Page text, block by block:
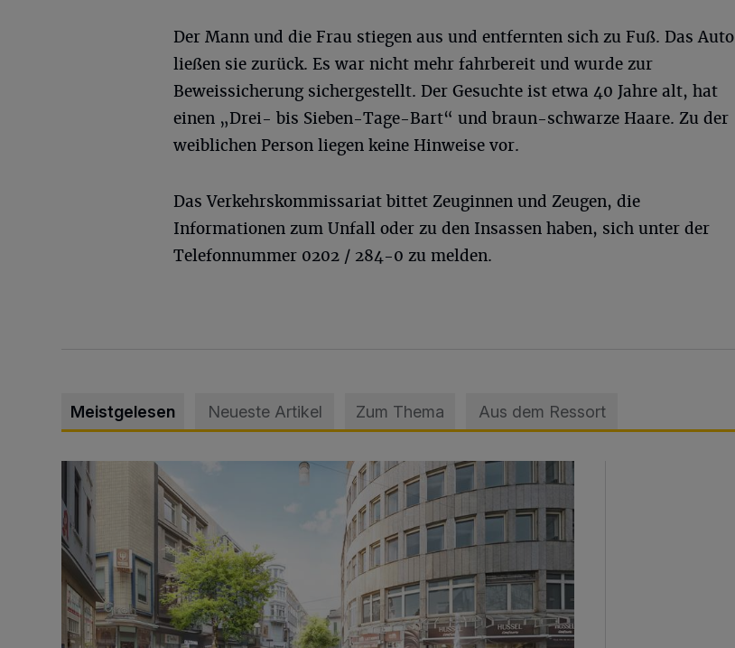
Der Mann und die Frau stiegen aus und entfernten sich zu Fuß. Das Auto
ließen sie zurück. Es war nicht mehr fahrbereit und wurde zur
Beweissicherung sichergestellt. Der Gesuchte ist etwa 40 Jahre alt, hat
einen „Drei- bis Sieben-Tage-Bart“ und braun-schwarze Haare. Zu der
weiblichen Person liegen keine Hinweise vor.
Das Verkehrskommissariat bittet Zeuginnen und Zeugen, die
Informationen zum Unfall oder zu den Insassen haben, sich unter der
Telefonnummer 0202 / 284-0 zu melden.
Meistgelesen Neueste Artikel Zum Thema Aus dem Ressort
Ein neuer Brunnen für die Alte Freiheit